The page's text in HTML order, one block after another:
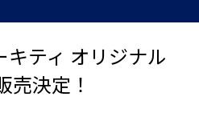
ティ オリジナル
売決定！